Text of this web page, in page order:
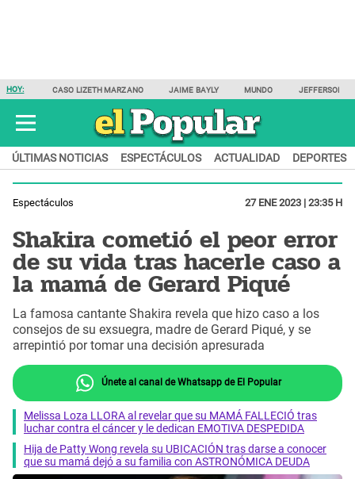
HOY: CASO LIZETH MARZANO JAIME BAYLY MUNDO JEFFERSON
ÚLTIMAS NOTICIAS ESPECTÁCULOS ACTUALIDAD DEPORTES
Espectáculos 27 ENE 2023 | 23:35 H
Shakira cometió el peor error
de su vida tras hacerle caso a
la mamá de Gerard Piqué
La famosa cantante Shakira revela que hizo caso a los
consejos de su exsuegra, madre de Gerard Piqué, y se
arrepintió por tomar una decisión apresurada
Únete al canal de Whatsapp de El Popular
Melissa Loza LLORA al revelar que su MAMÁ FALLECIÓ tras
luchar contra el cáncer y le dedican EMOTIVA DESPEDIDA
Hija de Patty Wong revela su UBICACIÓN tras darse a conocer
que su mamá dejó a su familia con ASTRONÓMICA DEUDA